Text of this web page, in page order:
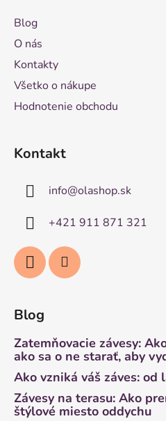
Blog
O nás
Kontakty
Všetko o nákupe
Hodnotenie obchodu
Kontakt
info@olashop.sk
+421 911 871 321
Blog
Zatemňovacie závesy:
ako sa o ne starať, aby
Ako vzniká váš záves: od
Závesy na terasu: Ako
štýlové miesto oddychu